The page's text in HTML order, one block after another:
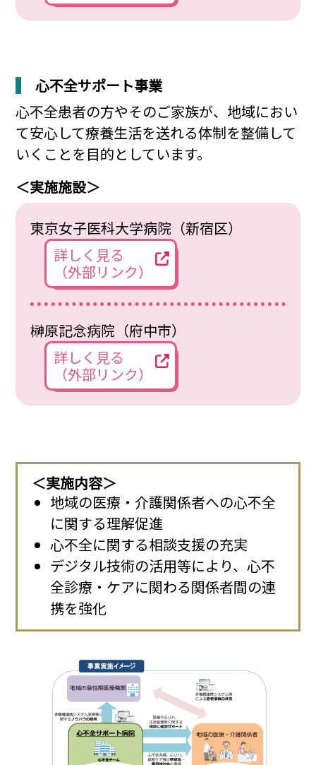
心不全サポート事業
心不全患者の方やそのご家族が、地域におい
て安心して療養生活を送れる体制を整備して
いくことを目的としています。
＜実施施設＞
東京女子医科大学病院（新宿区）
詳しく見る
（外部リンク）
榊原記念病院（府中市）
詳しく見る
（外部リンク）
＜実施内容＞
地域の医療・介護関係者への心不全
に関する理解促進
心不全に関する相談支援の充実
デジタル技術の活用等により、心不
全診療・ケアに関わる関係者間の連
携を強化